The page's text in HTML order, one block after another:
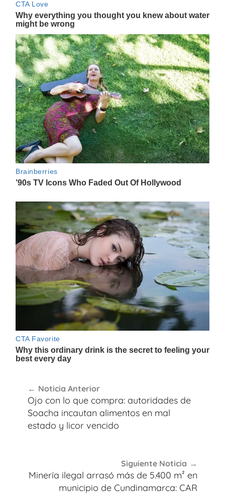
de
entradas
Noticia Anterior
Ojo con lo que compra: autoridades de
Soacha incautan alimentos en mal
estado y licor vencido
Siguiente Noticia
Minería ilegal arrasó más de 5.400 m² en
municipio de Cundinamarca: CAR